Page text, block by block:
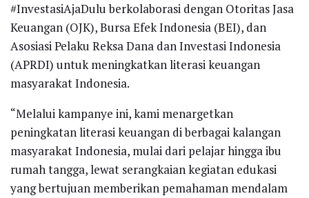
#InvestasiAjaDulu berkolaborasi dengan Otoritas Jasa
Keuangan (OJK), Bursa Efek Indonesia (BEI), dan
Asosiasi Pelaku Reksa Dana dan Investasi Indonesia
(APRDI) untuk meningkatkan literasi keuangan
masyarakat Indonesia.
“Melalui kampanye ini, kami menargetkan
peningkatan literasi keuangan di berbagai kalangan
masyarakat Indonesia, mulai dari pelajar hingga ibu
rumah tangga, lewat serangkaian kegiatan edukasi
yang bertujuan memberikan pemahaman mendalam